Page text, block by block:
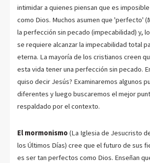
intimidar a quienes piensan que es
como Dios. Muchos asumen que 'perfecto' (
la perfección sin pecado (impecabilidad) y,
se requiere alcanzar la impecabilidad total
eterna. La mayoría de los cristianos creen
esta vida tener una perfección sin pecado.
quiso decir Jesús? Examinaremos algunos
diferentes y luego buscaremos el mejor
respaldado por el contexto.
El mormonismo (La Iglesia de Jesucristo
los Últimos Días) cree que el futuro de sus
es ser tan perfectos como Dios. Enseñan